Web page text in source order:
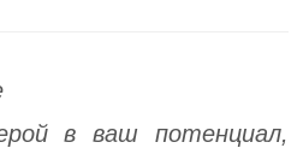
в ваш потенциал,